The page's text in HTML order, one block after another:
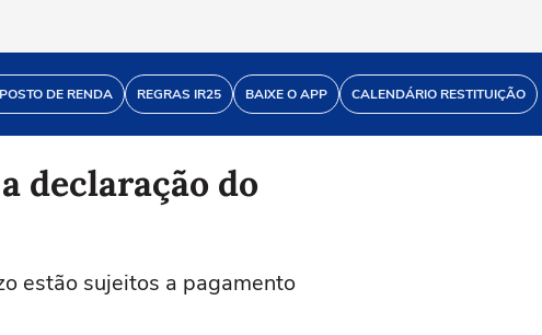
DE RENDA REGRAS IR25 BAIXE O APP CALENDÁRIO RESTITUIÇÃO
declaração do
estão sujeitos a pagamento